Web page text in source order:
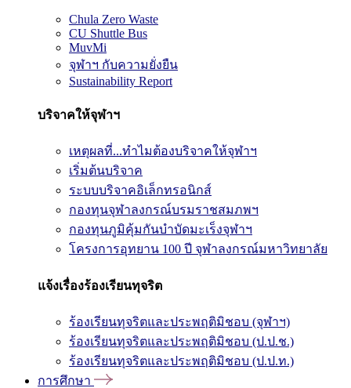
Chula Zero Waste
CU Shuttle Bus
MuvMi
จุฬาฯ กับความยั่งยืน
Sustainability Report
บริจาคให้จุฬาฯ
เหตุผลที่...ทำไมต้องบริจาคให้จุฬาฯ
เริ่มต้นบริจาค
ระบบบริจาคอิเล็กทรอนิกส์
กองทุนจุฬาลงกรณ์บรมราชสมภพฯ
กองทุนภูมิคุ้มกันบำบัดมะเร็งจุฬาฯ
โครงการอุทยาน 100 ปี จุฬาลงกรณ์มหาวิทยาลัย
แจ้งเรื่องร้องเรียนทุจริต
ร้องเรียนทุจริตและประพฤติมิชอบ (จุฬาฯ)
ร้องเรียนทุจริตและประพฤติมิชอบ (ป.ป.ช.)
ร้องเรียนทุจริตและประพฤติมิชอบ (ป.ป.ท.)
การศึกษา